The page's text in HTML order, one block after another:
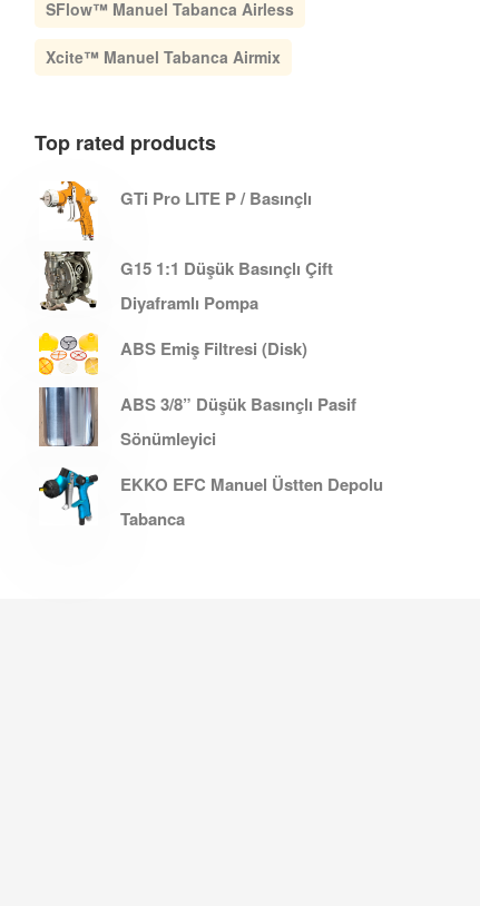
SFlow™ Manuel Tabanca Airless
Xcite™ Manuel Tabanca Airmix
Top rated products
GTi Pro LITE P / Basınçlı
G15 1:1 Düşük Basınçlı Çift
Diyaframlı Pompa
ABS Emiş Filtresi (Disk)
ABS 3/8” Düşük Basınçlı Pasif
Sönümleyici
EKKO EFC Manuel Üstten Depolu
Tabanca